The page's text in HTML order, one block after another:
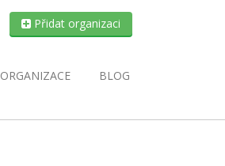
Přidat organizaci
ORGANIZACE BLOG